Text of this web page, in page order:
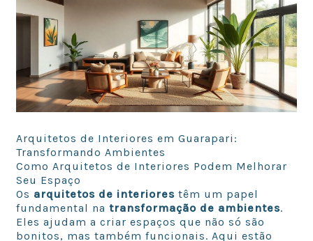
Arquitetos de Interiores em Guarapari:
Transformando Ambientes
Como Arquitetos de Interiores Podem Melhorar
Seu Espaço
Os arquitetos de interiores têm um papel
fundamental natransformação de ambientes.
Eles ajudam a criar espaços que não só são
bonitos, mas também funcionais. Aqui estão